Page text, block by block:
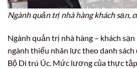
Ngành quản trị nhà hàng khách sạn,
Ngành quản trị nhà hàng – khách
ngành thiếu nhân lực theo danh
Bộ Di trú Úc. Mức lương của thực